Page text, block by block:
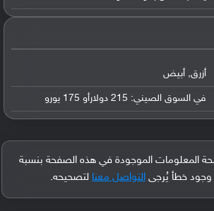
أزرق, أبيض
في السوق الصيني: 215 دولارأو 175 يورو
المعلومات الموجودة في هذه الصفحة بنسبة
التواصل معنا لتصحيحه.